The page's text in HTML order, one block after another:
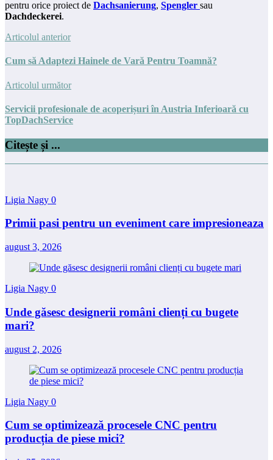
pentru orice proiect de Dachsanierung, Spengler sau
Dachdeckerei.
Articolul anterior
Cum să Adaptezi Hainele de Vară Pentru Toamnă?
Articolul următor
Servicii profesionale de acoperișuri în Austria Inferioară cu
TopDachService
Citește și ...
Ligia Nagy 0
Primii pasi pentru un eveniment care impresioneaza
august 3, 2026
Ligia Nagy 0
Unde găsesc designerii români clienți cu bugete
mari?
august 2, 2026
Ligia Nagy 0
Cum se optimizează procesele CNC pentru
producția de piese mici?